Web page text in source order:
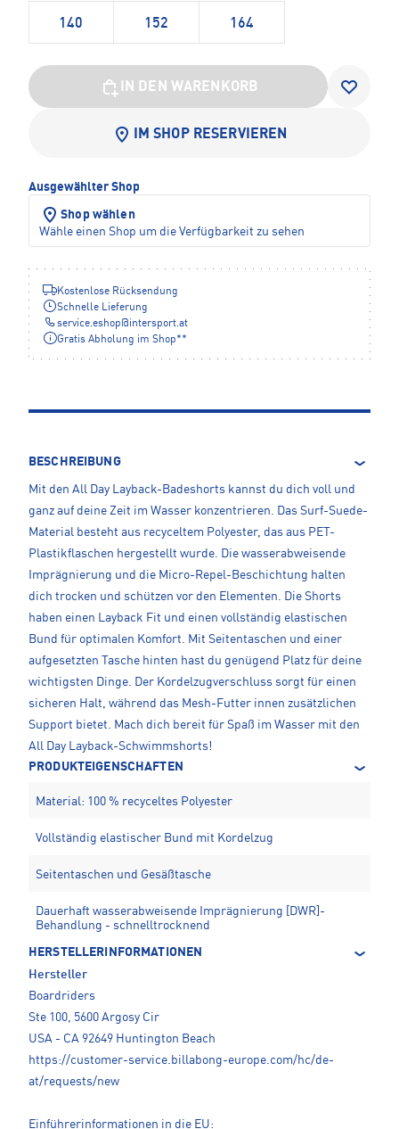
140 152 164
IN DEN WARENKORB
IM SHOP RESERVIEREN
Ausgewählter Shop
Shop wählen
Wähle einen Shop um die Verfügbarkeit zu sehen
Kostenlose Rücksendung
Schnelle Lieferung
service.eshop@intersport.at
Gratis Abholung im Shop**
BESCHREIBUNG
Mit den All Day Layback-Badeshorts kannst du dich voll und
ganz auf deine Zeit im Wasser konzentrieren. Das Surf-Suede-
Material besteht aus recyceltem Polyester, das aus PET-
Plastikflaschen hergestellt wurde. Die wasserabweisende
Imprägnierung und die Micro-Repel-Beschichtung halten
dich trocken und schützen vor den Elementen. Die Shorts
haben einen Layback Fit und einen vollständig elastischen
Bund für optimalen Komfort. Mit Seitentaschen und einer
aufgesetzten Tasche hinten hast du genügend Platz für deine
wichtigsten Dinge. Der Kordelzugverschluss sorgt für einen
sicheren Halt, während das Mesh-Futter innen zusätzlichen
Support bietet. Mach dich bereit für Spaß im Wasser mit den
All Day Layback-Schwimmshorts!
PRODUKTEIGENSCHAFTEN
Material: 100 % recyceltes Polyester
Vollständig elastischer Bund mit Kordelzug
Seitentaschen und Gesäßtasche
Dauerhaft wasserabweisende Imprägnierung [DWR]-
Behandlung - schnelltrocknend
HERSTELLERINFORMATIONEN
Hersteller
Boardriders
Ste 100, 5600 Argosy Cir
USA - CA 92649 Huntington Beach
https://customer-service.billabong-europe.com/hc/de-
at/requests/new
Einführerinformationen in die EU: